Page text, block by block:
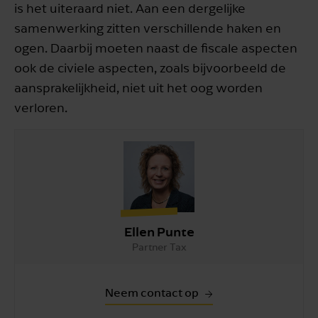
is het uiteraard niet. Aan een dergelijke
samenwerking zitten verschillende haken en
ogen. Daarbij moeten naast de fiscale aspecten
ook de civiele aspecten, zoals bijvoorbeeld de
aansprakelijkheid, niet uit het oog worden
verloren.
Ellen Punte
Partner Tax
Neem contact op